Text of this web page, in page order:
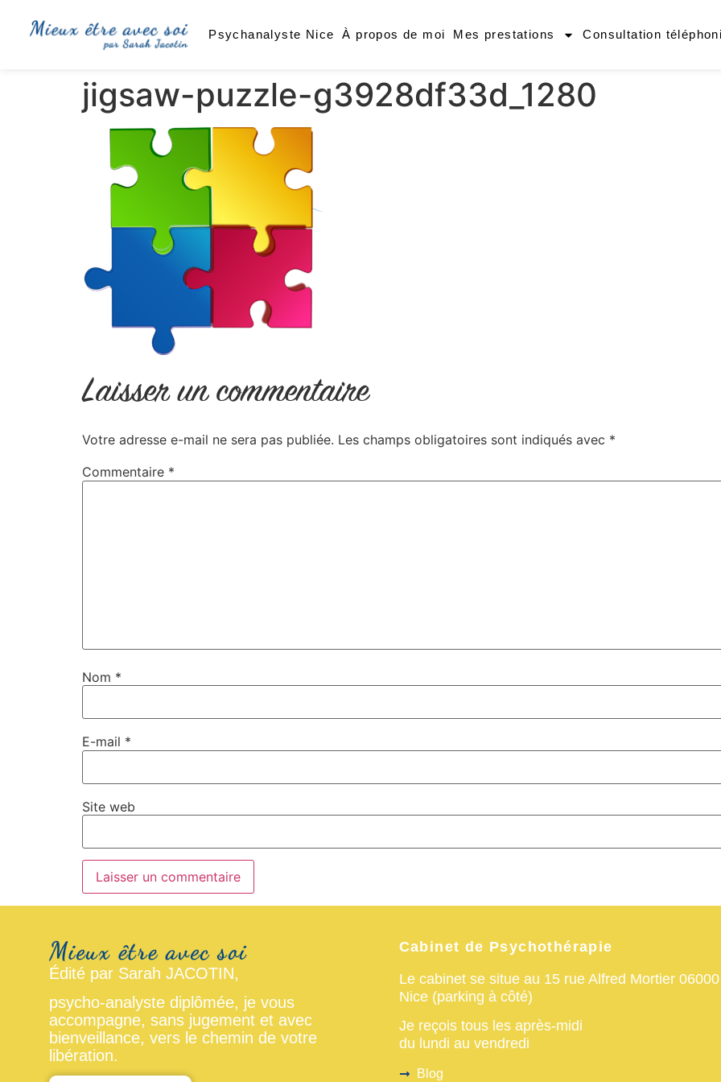
Psychanalyste Nice À propos de moi Mes prestations Consultation
jigsaw-puzzle-g3928df33d_1280
Laisser un commentaire
Votre adresse e-mail ne sera pas publiée. Les champs obligatoires sont indiqués avec *
Commentaire *
Nom *
E-mail *
Site web
Édité par Sarah JACOTIN,
psycho-analyste diplômée, je vous
accompagne, sans jugement et avec
bienveillance, vers le chemin de votre
libération.
Cabinet de Psychothérapie
Le cabinet se situe au 15 rue Alfred Mortier 06000
Nice (parking à côté)
Je reçois tous les après-midi
du lundi au vendredi
Blog